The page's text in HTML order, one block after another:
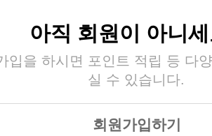
아직 회원이 아니
실 수 있습니다.
회원가입하기